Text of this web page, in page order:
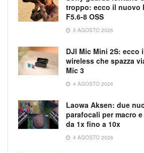
troppo: ecco il nuovo
F5.6-8 OSS
5 AGOSTO 2026
DJI Mic Mini 2S: ecco
wireless che spazza
Mic 3
4 AGOSTO 2026
Laowa Aksen: due
parafocali per macro
da 1x fino a 10x
4 AGOSTO 2026